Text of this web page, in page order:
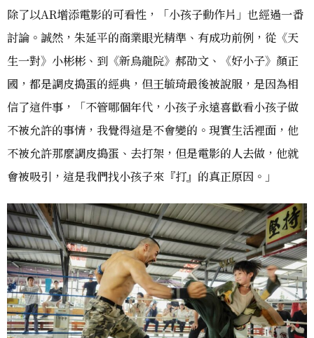
除了以AR增添電影的可看性，「小孩子動作片」也經過一番
討論。誠然，朱延平的商業眼光精準、有成功前例，從《天
生一對》小彬彬、到《新烏龍院》郝劭文、《好小子》顏正
國，都是調皮搗蛋的經典，但王毓琦最後被說服，是因為相
信了這件事，「不管哪個年代，小孩子永遠喜歡看小孩子做
不被允許的事情，我覺得這是不會變的。現實生活裡面，他
不被允許那麼調皮搗蛋、去打架，但是電影的人去做，他就
會被吸引，這是我們找小孩子來『打』的真正原因。」